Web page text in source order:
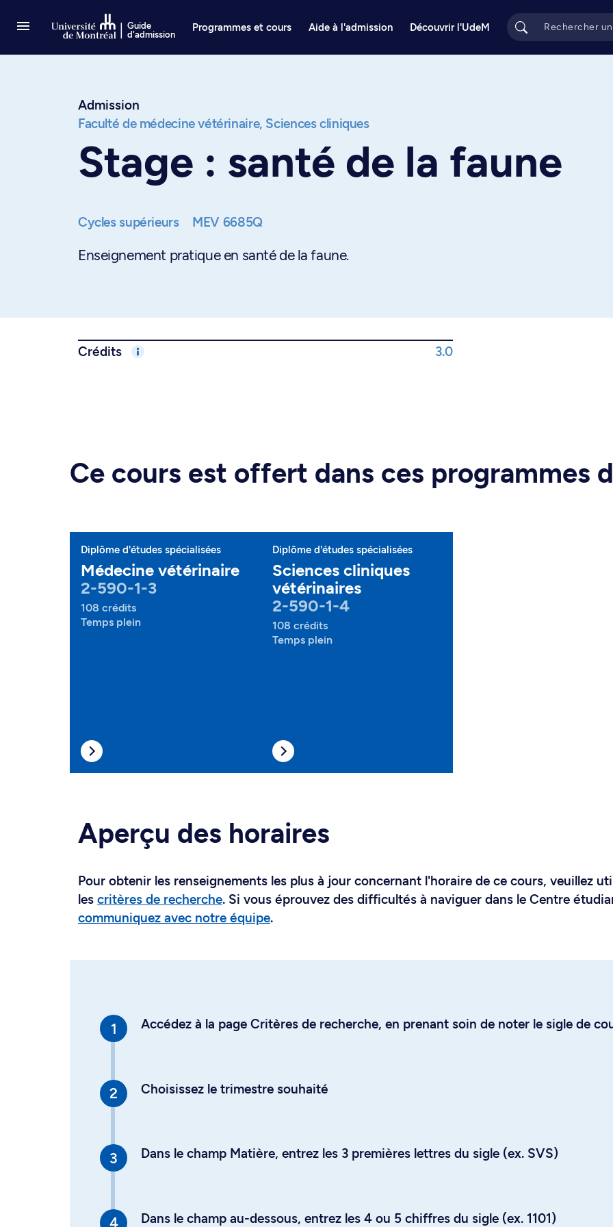
Guide
d'admission
Programmes et cours Aide à l'admission Découvrir l'UdeM
Admission
Faculté de médecine vétérinaire, Sciences cliniques
Stage : santé de la faune
Cycles supérieurs MEV 6685Q
Enseignement pratique en santé de la faune.
Crédits 3.0
Ce cours est offert dans ces programmes
Diplôme d'études spécialisées
Médecine vétérinaire
2-590-1-3
108 crédits
Temps plein
Diplôme d'études spécialisées
Sciences cliniques
vétérinaires
2-590-1-4
108 crédits
Temps plein
Aperçu des horaires
Pour obtenir les renseignements les plus à jour concernant l'horaire de ce cours, veuillez
les critères de recherche. Si vous éprouvez des difficultés à naviguer dans le Centre
communiquez avec notre équipe.
Accédez à la page Critères de recherche, en prenant soin de noter le sigle de
Choisissez le trimestre souhaité
Dans le champ Matière, entrez les 3 premières lettres du sigle (ex. SVS)
Dans le champ au-dessous, entrez les 4 ou 5 chiffres du sigle (ex. 1101)